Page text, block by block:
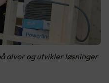
alvor og utvikler løsninger